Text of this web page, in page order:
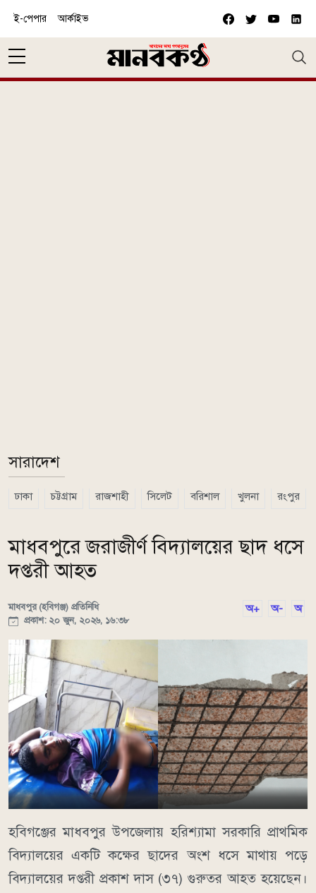
ই-পেপার আর্কাইভ
সারাদেশ
ঢাকা চট্টগ্রাম রাজশাহী সিলেট বরিশাল খুলনা রংপুর
মাধবপুরে জরাজীর্ণ বিদ্যালয়ের ছাদ ধসে
দপ্তরী আহত
মাধবপুর (হবিগঞ্জ) প্রতিনিধি
প্রকাশ: ২০ জুন, ২০২৬, ১৬:৩৮
অ+ অ- অ
হবিগঞ্জের মাধবপুর উপজেলায় হরিশ্যামা সরকারি প্রাথমিক
বিদ্যালয়ের একটি কক্ষের ছাদের অংশ ধসে মাথায় পড়ে
বিদ্যালয়ের দপ্তরী প্রকাশ দাস (৩৭) গুরুতর আহত হয়েছেন।